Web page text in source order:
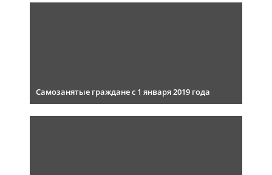
Самозанятые граждане с 1 января 2019 года